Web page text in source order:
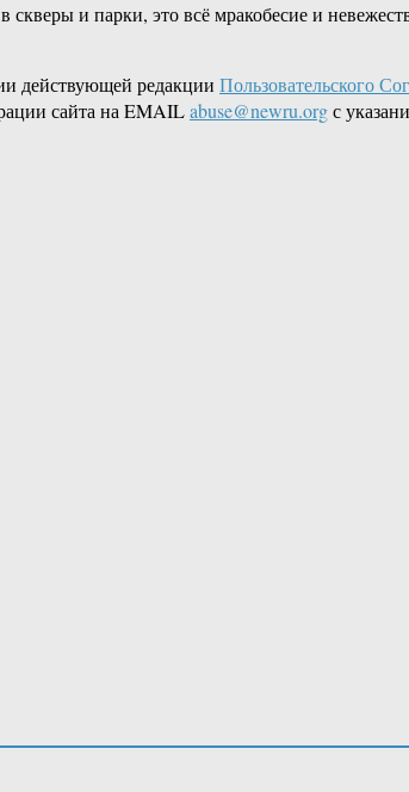
и парки, это всё мракобесие и
действующей редакции Пользовательского
сайта на EMAILabuse@newru.orgс